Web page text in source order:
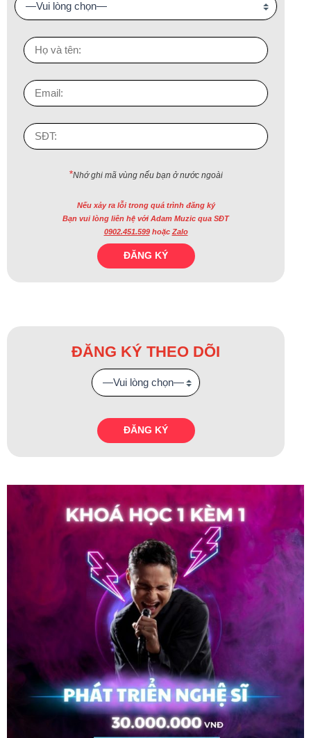
*Nhớ ghi mã vùng nếu bạn ở nước ngoài
Nếu xảy ra lỗi trong quá trình đăng ký
Bạn vui lòng liên hệ với Adam Muzic qua SĐT
0902.451.599hoặc Zalo
ĐĂNG KÝ THEO DÕI